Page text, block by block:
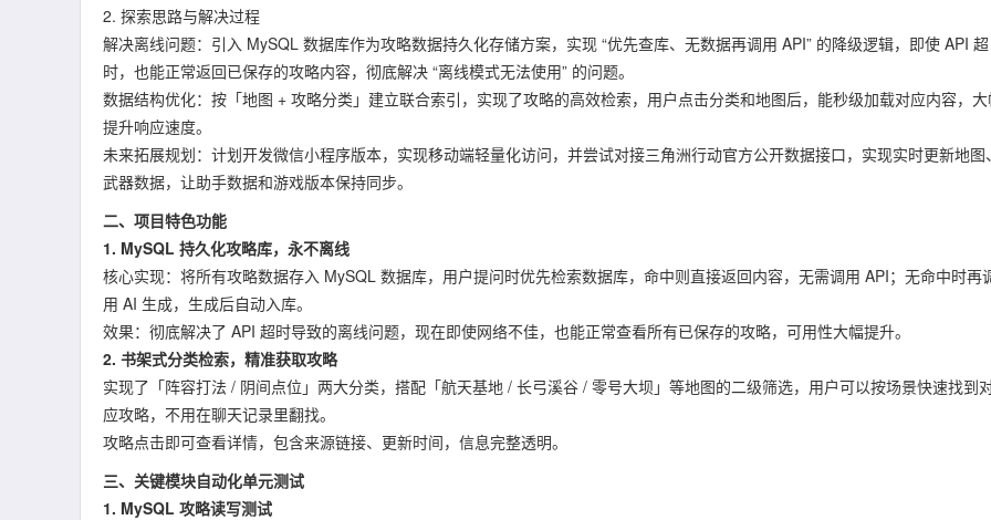
2. 探索思路与解决过程
解决离线问题：引入 MySQL 数据库作为攻略数据持久化存储方案，实现 “优先查库、无数据再调用 API” 的降级逻辑，即使 API 超
时，也能正常返回已保存的攻略内容，彻底解决 “离线模式无法使用” 的问题。
数据结构优化：按「地图 + 攻略分类」建立联合索引，实现了攻略的高效检索，用户点击分类和地图后，能秒级加载对应内容，
提升响应速度。
未来拓展规划：计划开发微信小程序版本，实现移动端轻量化访问，并尝试对接三角洲行动官方公开数据接口，实现实时更新地图
武器数据，让助手数据和游戏版本保持同步。
二、项目特色功能
1. MySQL 持久化攻略库，永不离线
核心实现：将所有攻略数据存入 MySQL 数据库，用户提问时优先检索数据库，命中则直接返回内容，无需调用 API；无命中时再
用 AI 生成，生成后自动入库。
效果：彻底解决了 API 超时导致的离线问题，现在即使网络不佳，也能正常查看所有已保存的攻略，可用性大幅提升。
2. 书架式分类检索，精准获取攻略
实现了「阵容打法 / 阴间点位」两大分类，搭配「航天基地 / 长弓溪谷 / 零号大坝」等地图的二级筛选，用户可以按场景快速找到
应攻略，不用在聊天记录里翻找。
攻略点击即可查看详情，包含来源链接、更新时间，信息完整透明。
三、关键模块自动化单元测试
1. MySQL 攻略读写测试